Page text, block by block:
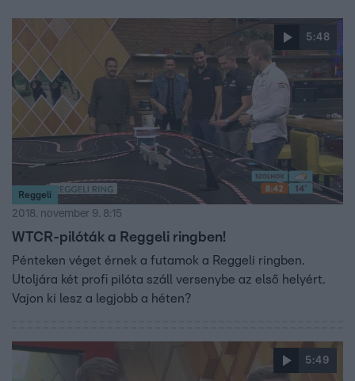
5:48
Reggeli
2018. november 9. 8:15
WTCR-pilóták a Reggeli ringben!
Pénteken véget érnek a futamok a Reggeli ringben.
Utoljára két profi pilóta száll versenybe az első helyért.
Vajon ki lesz a legjobb a héten?
5:49